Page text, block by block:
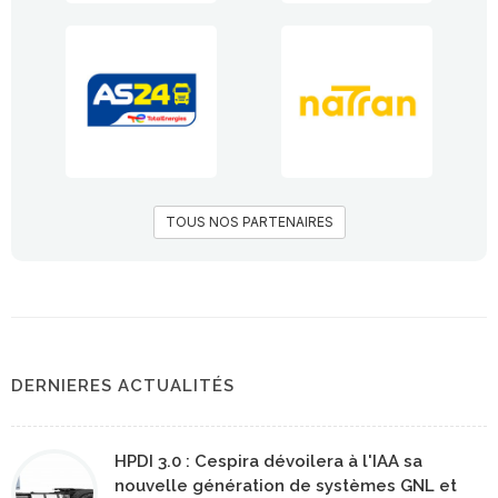
TOUS NOS PARTENAIRES
DERNIERES ACTUALITÉS
HPDI 3.0 : Cespira dévoilera à l'IAA sa
nouvelle génération de systèmes GNL et